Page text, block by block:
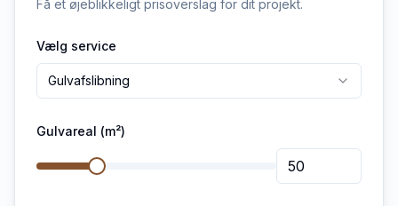
Få et øjeblikkeligt prisoverslag for dit projekt.
Vælg service
Gulvafslibning
Gulvareal (m²)